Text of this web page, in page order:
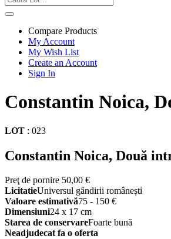
Compare Products
My Account
My Wish List
Create an Account
Sign In
Constantin Noica,
LOT : 023
Constantin Noica, Două
Preţ de pornire 50,00 €
LicitatieUniversul gândirii românești
Valoare estimativă75 - 150 €
Dimensiuni24 x 17 cm
Starea de conservareFoarte bună
Neadjudecat fa o oferta